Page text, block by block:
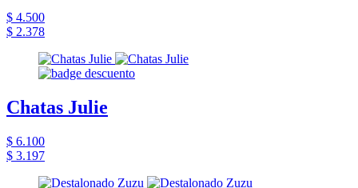
$ 4.500
$ 2.378
Chatas Julie
$ 6.100
$ 3.197